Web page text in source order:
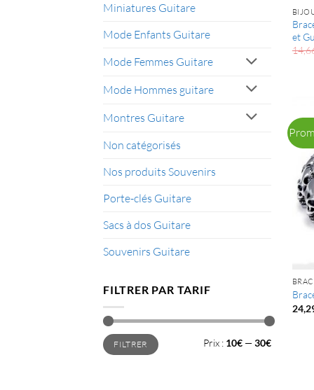
Miniatures Guitare
Mode Enfants Guitare
Mode Femmes Guitare
Mode Hommes guitare
Montres Guitare
Non catégorisés
Nos produits Souvenirs
Porte-clés Guitare
Sacs à dos Guitare
Souvenirs Guitare
FILTRER PAR TARIF
Prix
min
Prix
maxFILTRER Prix : 10€ —30€
et